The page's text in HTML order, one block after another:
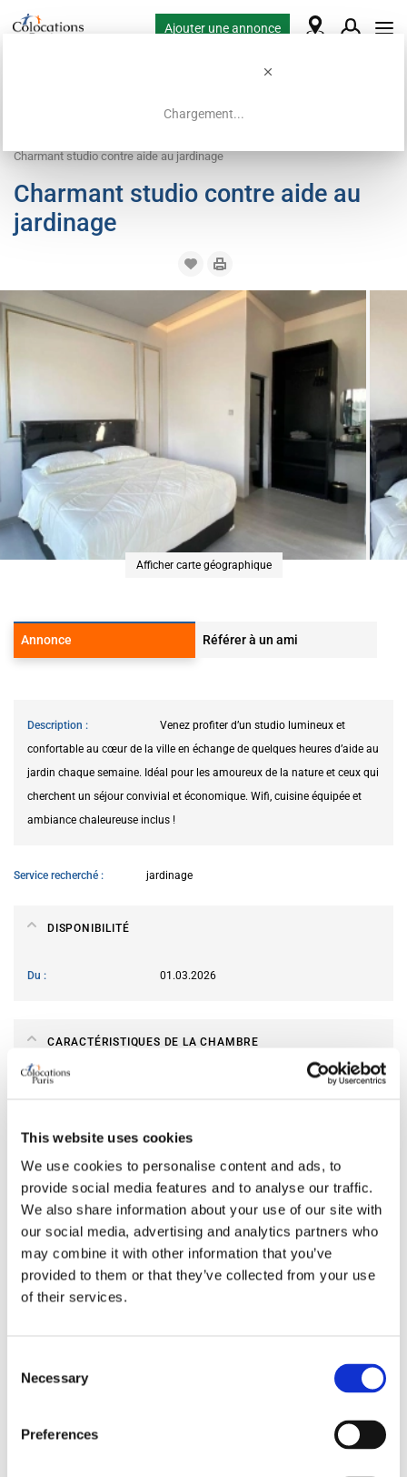
This website uses cookies
We use cookies to personalise content and ads, to
provide social media features and to analyse our traffic.
We also share information about your use of our site with
our social media, advertising and analytics partners who
may combine it with other information that you’ve
provided to them or that they’ve collected from your use
of their services.
Selection
Necessary
Preferences
Chargement...
Ajouter une annonce
Charmant studio contre aide au jardinage
Charmant studio contre aide au
jardinage
Afficher carte géographique
Annonce Référer à un ami
Description
Venez profiter d’un studio lumineux et
confortable au cœur de la ville en échange de quelques heures d’aide au
jardin chaque semaine. Idéal pour les amoureux de la nature et ceux qui
cherchent un séjour convivial et économique. Wifi, cuisine équipée et
ambiance chaleureuse inclus !
Service recherché jardinage
DISPONIBILITÉ
Du 01.03.2026
CARACTÉRISTIQUES DE LA CHAMBRE
Bureau
non
Wi-Fi
TV
oui
PROFIL DU COHABITANT SOUHAITÉ
RÈGLEMENT INTÉRIEUR